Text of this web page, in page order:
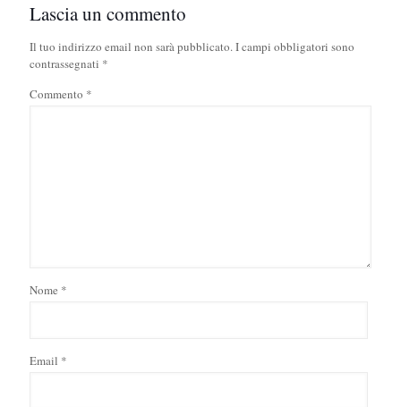
Lascia un commento
Il tuo indirizzo email non sarà pubblicato.I campi obbligatori sono
contrassegnati *
Commento *
Nome *
Email *